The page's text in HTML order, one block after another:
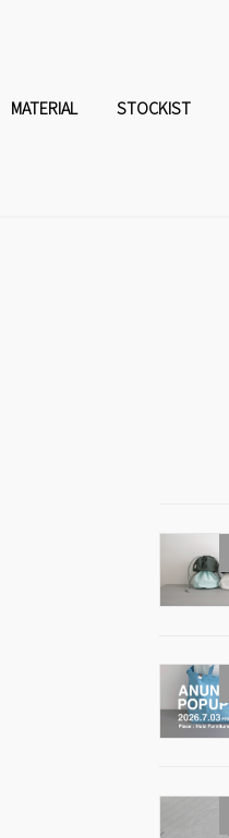
MATERIAL STOCKIST